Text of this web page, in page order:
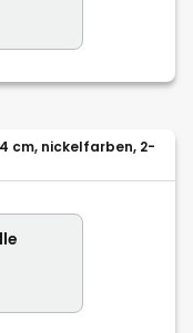
cm, nickelfarben, 2-